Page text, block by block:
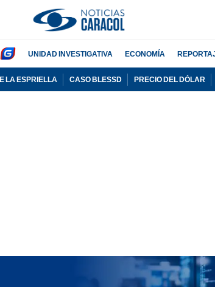
UNIDAD INVESTIGATIVA ECONOMÍA
LA ESPRIELLA CASO BLESSD PRECIO DEL DÓLAR